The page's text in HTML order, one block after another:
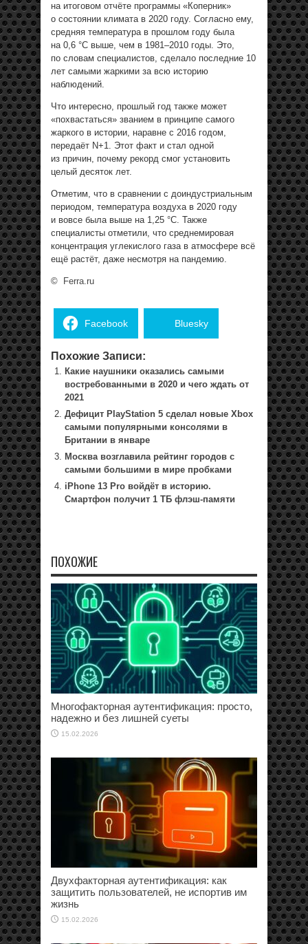
на итоговом отчёте программы «Коперник»
о состоянии климата в 2020 году. Согласно ему,
средняя температура в прошлом году была
на 0,6 °C выше, чем в 1981–2010 годы. Это,
по словам специалистов, сделало последние 10
лет самыми жаркими за всю историю
наблюдений.
Что интересно, прошлый год также может
«похвастаться» званием в принципе самого
жаркого в истории, наравне с 2016 годом,
передаёт N+1. Этот факт и стал одной
из причин, почему рекорд смог установить
целый десяток лет.
Отметим, что в сравнении с доиндустриальным
периодом, температура воздуха в 2020 году
и вовсе была выше на 1,25 °C. Также
специалисты отметили, что среднемировая
концентрация углекислого газа в атмосфере всё
ещё растёт, даже несмотря на пандемию.
© Ferra.ru
Facebook Bluesky
Похожие Записи:
Какие наушники оказались самыми
востребованными в 2020 и чего ждать от
2021
Дефицит PlayStation 5 сделал новые Xbox
самыми популярными консолями в
Британии в январе
Москва возглавила рейтинг городов с
самыми большими в мире пробками
iPhone 13 Pro войдёт в историю.
Смартфон получит 1 ТБ флэш-памяти
ПОХОЖИЕ
Многофакторная аутентификация: просто,
надежно и без лишней суеты
15.02.2026
Двухфакторная аутентификация: как
защитить пользователей, не испортив им
жизнь
15.02.2026